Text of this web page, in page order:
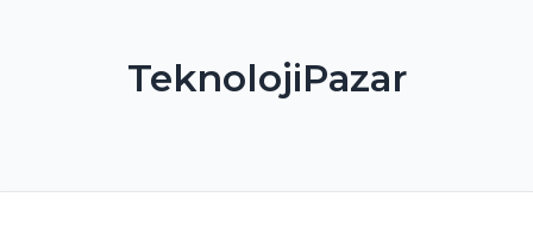
TeknolojiPazar